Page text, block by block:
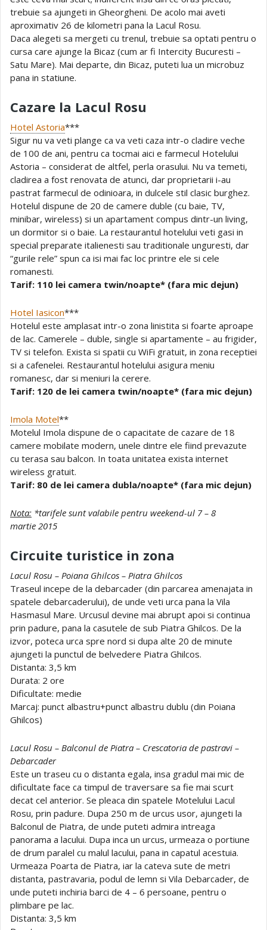
trebuie sa ajungeti in Gheorgheni. De acolo mai aveti
aproximativ 26 de kilometri pana la Lacul Rosu.
Daca alegeti sa mergeti cu trenul, trebuie sa optati pentru o
cursa care ajunge la Bicaz (cum ar fi Intercity Bucuresti –
Satu Mare). Mai departe, din Bicaz, puteti lua un microbuz
pana in statiune.
Cazare la Lacul Rosu
Hotel Astoria***
Sigur nu va veti plange ca va veti caza intr-o cladire veche
de 100 de ani, pentru ca tocmai aici e farmecul Hotelului
Astoria – considerat de altfel, perla orasului. Nu va temeti,
cladirea a fost renovata de atunci, dar proprietarii i-au
pastrat farmecul de odinioara, in dulcele stil clasic burghez.
Hotelul dispune de 20 de camere duble (cu baie, TV,
minibar, wireless) si un apartament compus dintr-un living,
un dormitor si o baie. La restaurantul hotelului veti gasi in
special preparate italienesti sau traditionale unguresti, dar
“gurile rele” spun ca isi mai fac loc printre ele si cele
romanesti.
Tarif: 110 lei camera twin/noapte* (fara mic dejun)
Hotel Iasicon***
Hotelul este amplasat intr-o zona linistita si foarte aproape
de lac. Camerele – duble, single si apartamente – au frigider,
TV si telefon. Exista si spatii cu WiFi gratuit, in zona receptiei
si a cafenelei. Restaurantul hotelului asigura meniu
romanesc, dar si meniuri la cerere.
Tarif: 120 de lei camera twin/noapte* (fara mic dejun)
Imola Motel**
Motelul Imola dispune de o capacitate de cazare de 18
camere mobilate modern, unele dintre ele fiind prevazute
cu terasa sau balcon. In toata unitatea exista internet
wireless gratuit.
Tarif: 80 de lei camera dubla/noapte* (fara mic dejun)
Nota: *tarifele sunt valabile pentru weekend-ul 7 – 8
martie 2015
Circuite turistice in zona
Lacul Rosu – Poiana Ghilcos – Piatra Ghilcos
Traseul incepe de la debarcader (din parcarea amenajata in
spatele debarcaderului), de unde veti urca pana la Vila
Hasmasul Mare. Urcusul devine mai abrupt apoi si continua
prin padure, pana la casutele de sub Piatra Ghilcos. De la
izvor, poteca urca spre nord si dupa alte 20 de minute
ajungeti la punctul de belvedere Piatra Ghilcos.
Distanta: 3,5 km
Durata: 2 ore
Dificultate: medie
Marcaj: punct albastru+punct albastru dublu (din Poiana
Ghilcos)
Lacul Rosu – Balconul de Piatra – Crescatoria de pastravi –
Debarcader
Este un traseu cu o distanta egala, insa gradul mai mic de
dificultate face ca timpul de traversare sa fie mai scurt
decat cel anterior. Se pleaca din spatele Motelului Lacul
Rosu, prin padure. Dupa 250 m de urcus usor, ajungeti la
Balconul de Piatra, de unde puteti admira intreaga
panorama a lacului. Dupa inca un urcus, urmeaza o portiune
de drum paralel cu malul lacului, pana in capatul acestuia.
Urmeaza Poarta de Piatra, iar la cateva sute de metri
distanta, pastravaria, podul de lemn si Vila Debarcader, de
unde puteti inchiria barci de 4 – 6 persoane, pentru o
plimbare pe lac.
Distanta: 3,5 km